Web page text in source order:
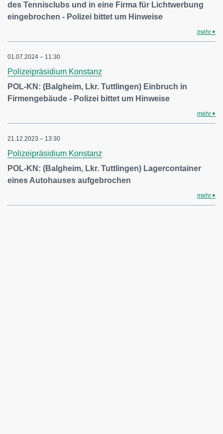
des Tennisclubs und in eine Firma für Lichtwerbung
eingebrochen - Polizei bittet um Hinweise
mehr
01.07.2024 – 11:30
Polizeipräsidium Konstanz
POL-KN: (Balgheim, Lkr. Tuttlingen) Einbruch in
Firmengebäude - Polizei bittet um Hinweise
mehr
21.12.2023 – 13:30
Polizeipräsidium Konstanz
POL-KN: (Balgheim, Lkr. Tuttlingen) Lagercontainer
eines Autohauses aufgebrochen
mehr